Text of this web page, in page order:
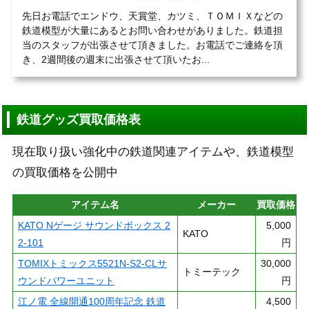
先日お電話でエンドウ、天賞堂、カツミ、ＴＯＭＩＸなどの
鉄道模型が大量にあるとお問い合わせがありました。鉄道担
当のスタッフが出張させて頂きました。お電話でご連絡を頂
き、2週間後の週末に出張させて頂いたお...
鉄道グッズ買取価格表
現在取り扱い強化中の鉄道関連アイテムや、鉄道模型
の買取価格を公開中
アイテム名 メーカー
買取価格
KATO Nゲージ サウンドボックス 2
2-101
KATO
5,000
円
TOMIXトミックス5521N-S2-CLサ
ウンドパワーユニット
トミーテック
30,000
円
江ノ電 全線開通100周年記念 鉄道
4,500